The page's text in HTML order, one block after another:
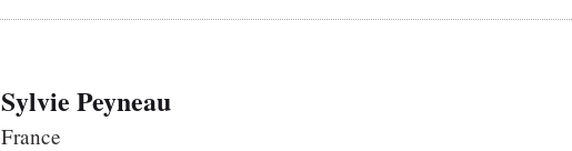
Sylvie Peyneau
France